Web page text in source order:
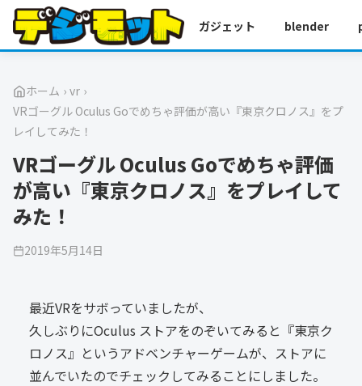
ガジェット blender
ホーム › vr ›
VRゴーグル Oculus Goでめちゃ評価が高い『東京クロノス』をプ
レイしてみた！
VRゴーグル Oculus Goでめちゃ評価
が高い『東京クロノス』をプレイして
みた！
2019年5月14日
最近VRをサボっていましたが、
久しぶりにOculus ストアをのぞいてみると『東京ク
ロノス』というアドベンチャーゲームが、ストアに
並んでいたのでチェックしてみることにしました。